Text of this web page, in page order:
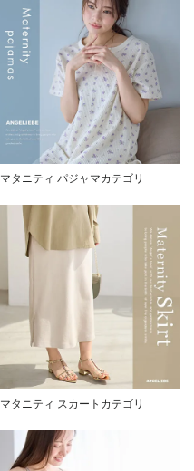
マタニティ パジャマカテゴリ
マタニティ スカートカテゴリ